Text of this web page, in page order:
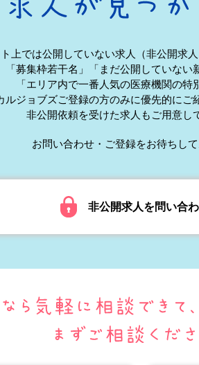
上では公開していない求人（非公開求人
「募集枠若干名」「まだ公開していない
「エリア内で一番人気の医療機関の特
ルジョブズご登録の方のみに優先的にご
非公開依頼を受けた求人もご用意し
お問い合わせ・ご登録をお待ちして
非公開求人を問い合